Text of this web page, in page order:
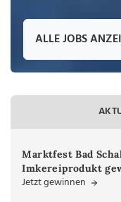
ALLE JOBS
Marktfest Bad
Imkereiprodukt
Jetzt gewinnen